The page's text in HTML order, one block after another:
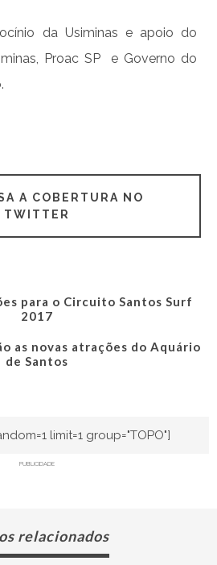
da Usiminas e apoio do
Proac SP e Governo do
A COBERTURA NO
TWITTER
para o Circuito Santos Surf
2017
as novas atrações do Aquário
de Santos
limit=1 group="TOPO"]
PUBLICIDADE
relacionados